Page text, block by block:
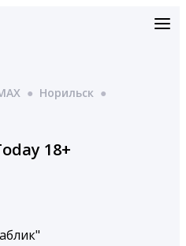
● Норильск ●
18+